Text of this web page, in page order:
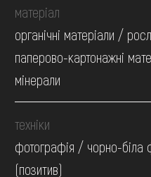
матеріал
органічні матеріали /
паперово-картонажні
мінерали
техніки
фотографія / чорно-біла
(позитив)